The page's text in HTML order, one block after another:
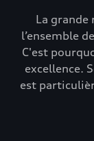
La
l’ensemble
C'est
excellence.
est